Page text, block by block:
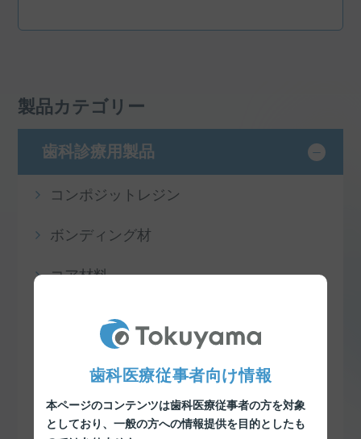
製品カテゴリー
歯科診療用製品
コンポジットレジン
ボンディング材
コア材料
セメント・接着材
即時重合レジン
歯科医療従事者向け情報
本ページのコンテンツは歯科医療従事者の方を対象
としており、 一般の方への情報提供を目的としたも